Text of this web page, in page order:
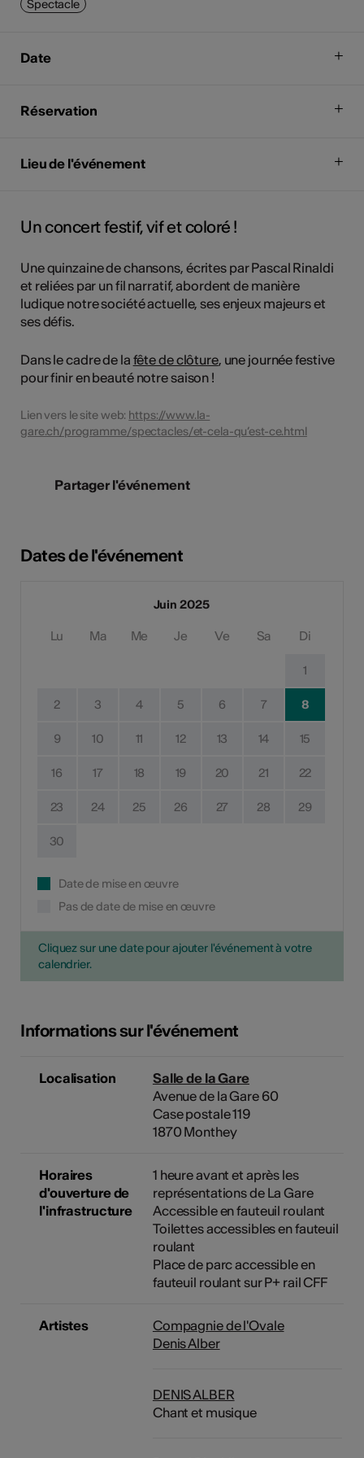
Spectacle
Date
Réservation
Lieu de l'événement
Un concert festif, vif et coloré !
Une quinzaine de chansons, écrites par Pascal Rinaldi
et reliées par un fil narratif, abordent de manière
ludique notre société actuelle, ses enjeux majeurs et
ses défis.
Dans le cadre de la fête de clôture, une journée festive
pour finir en beauté notre saison !
Lien vers le site web: https://www.la-
gare.ch/programme/spectacles/et-cela-qu’est-ce.html
Partager l'événement
Dates de l'événement
Juin 2025
Lu Ma Me Je Ve Sa Di
1
2 3 4 5 6 7 8
9 10 11 12 13 14 15
16 17 18 19 20 21 22
23 24 25 26 27 28 29
30
Date de mise en œuvre
Pas de date de mise en œuvre
Cliquez sur une date pour ajouter l'événement à votre
calendrier.
Informations sur l'événement
Localisation
Salle de la Gare
Avenue de la Gare 60
Case postale 119
1870 Monthey
Horaires
d'ouverture de
l'infrastructure
1 heure avant et après les
représentations de La Gare
Accessible en fauteuil roulant
Toilettes accessibles en fauteuil
roulant
Place de parc accessible en
fauteuil roulant sur P+ rail CFF
Artistes
Compagnie de l'Ovale
Denis Alber
DENIS ALBER
Chant et musique